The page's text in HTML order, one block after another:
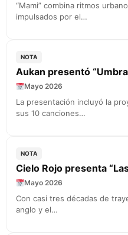
“Mami” combina ritmos
impulsados por el…
NOTA
Aukan presentó
Mayo 2026
La presentación incluyó la
sus 10 canciones…
NOTA
Cielo Rojo presenta
Mayo 2026
Con casi tres décadas de
anglo y el…